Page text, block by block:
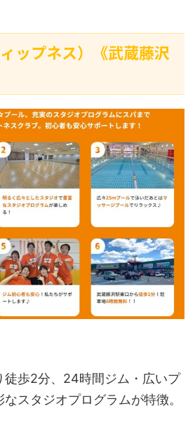
ップネス）《武蔵藤沢
徒歩2分、24時間ジム・広いプ
スタジオプログラムが特徴。